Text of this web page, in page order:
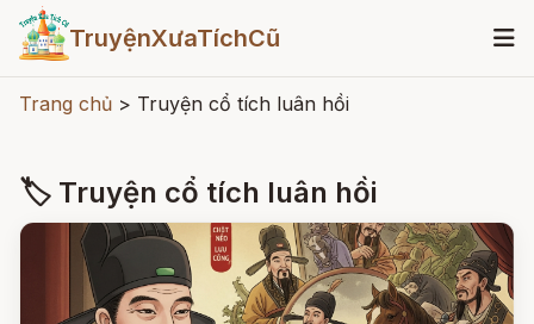
TruyệnXưaTíchCũ
Trang chủ > Truyện cổ tích luân hồi
🏷 Truyện cổ tích luân hồi